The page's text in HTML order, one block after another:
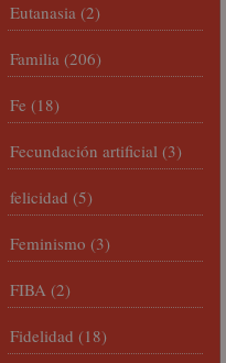
Eutanasia (2)
Familia (206)
Fe (18)
Fecundación artificial (3)
felicidad (5)
Feminismo (3)
FIBA (2)
Fidelidad (18)